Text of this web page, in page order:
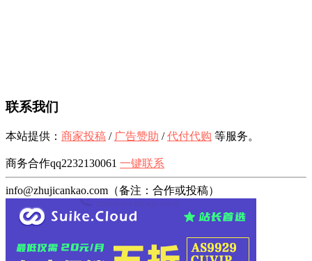
联系我们
本站提供： 商家投稿 / 广告赞助 /代付代购 等服务。
商务合作qq2232130061 一键联系
info@zhujicankao.com（备注：合作或投稿）